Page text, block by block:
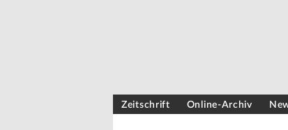
Zeitschrift Online-Archiv